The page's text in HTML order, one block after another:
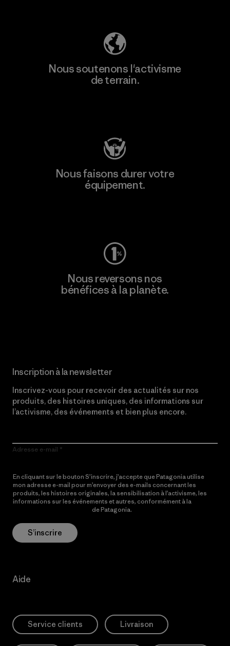
Nous soutenons l'activisme
de terrain.
Nous faisons durer votre
équipement.
Nous reversons nos
bénéfices à la planète.
Inscription à la newsletter
Inscrivez-vous pour recevoir des actualités sur nos
produits, des histoires uniques, des informations sur
l’activisme, des événements et bien plus encore.
Adresse e-mail
En cliquant sur le bouton S’inscrire, j’accepte que Patagonia utilise
mon adresse e-mail pour m’envoyer des e-mails concernant les
produits, les histoires originales, la sensibilisation à l’activisme, les
informations sur les événements et autres, conformément à la
de Patagonia.
S’inscrire
Aide
Service clients Livraison